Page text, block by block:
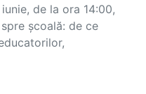
de la ora 14:00,
școală: de ce